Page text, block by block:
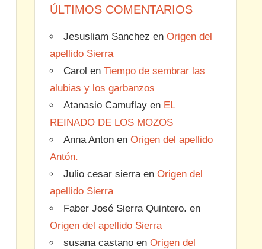
ÚLTIMOS COMENTARIOS
Jesusliam Sanchez enOrigen del
apellido Sierra
Carol enTiempo de sembrar las
alubias y los garbanzos
Atanasio Camuflay en EL
REINADO DE LOS MOZOS
Anna Anton enOrigen del apellido
Antón.
Julio cesar sierra enOrigen del
apellido Sierra
Faber José Sierra Quintero. en
Origen del apellido Sierra
susana castano enOrigen del